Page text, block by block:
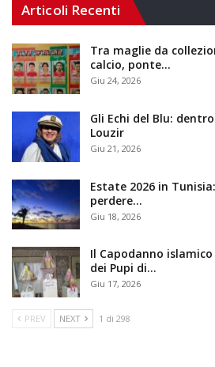
Articoli Recenti
Tra maglie da
calcio, ponte…
Giu 24, 2026
Gli Echi del Blu:
Louzir
Giu 21, 2026
Estate 2026 in
perdere…
Giu 18, 2026
Il Capodanno
dei Pupi di…
Giu 17, 2026
PREV NEXT 1 di 298